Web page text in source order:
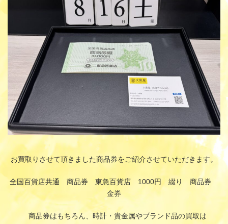
お買取りさせて頂きました商品券をご紹介させていただきます。
全国百貨店共通 商品券 東急百貨店 1000円 綴り 商品券
金券
商品券はもちろん、時計・貴金属やブランド品の買取は